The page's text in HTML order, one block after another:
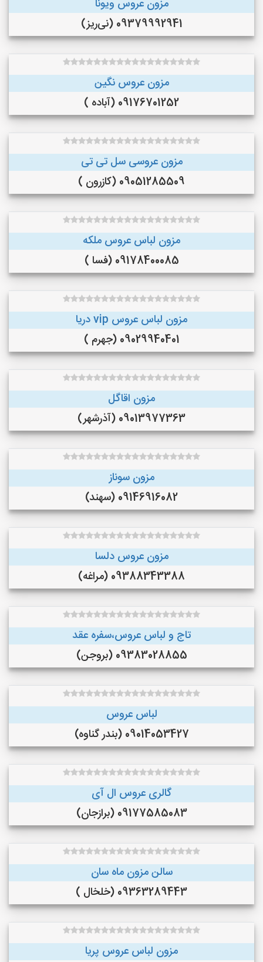
مزون عروس ویونا
09379992941 (نی‌ریز)
مزون عروس نگین
09176701252 (آباده )
مزون عروسی سل تی تی
09051285509 (کازرون )
مزون لباس عروس ملکه
09178400085 (فسا )
مزون لباس عروس vip دریا
09029940401 (جهرم )
مزون اقاگل
09013977363 (آذرشهر)
مزون سوناز
09146916082 (سهند)
مزون عروس دلسا
09388343388 (مراغه)
تاج و لباس عروس،سفره عقد
09383028855 (بروجن)
لباس عروس
09014053427 (بندر گناوه)
گالری عروس ال آی
09177585083 (برازجان)
سالن مزون ماه سان
09363289443 (خلخال )
مزون لباس عروس پریا